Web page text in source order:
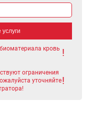
кровь
ограничения
уточняйте